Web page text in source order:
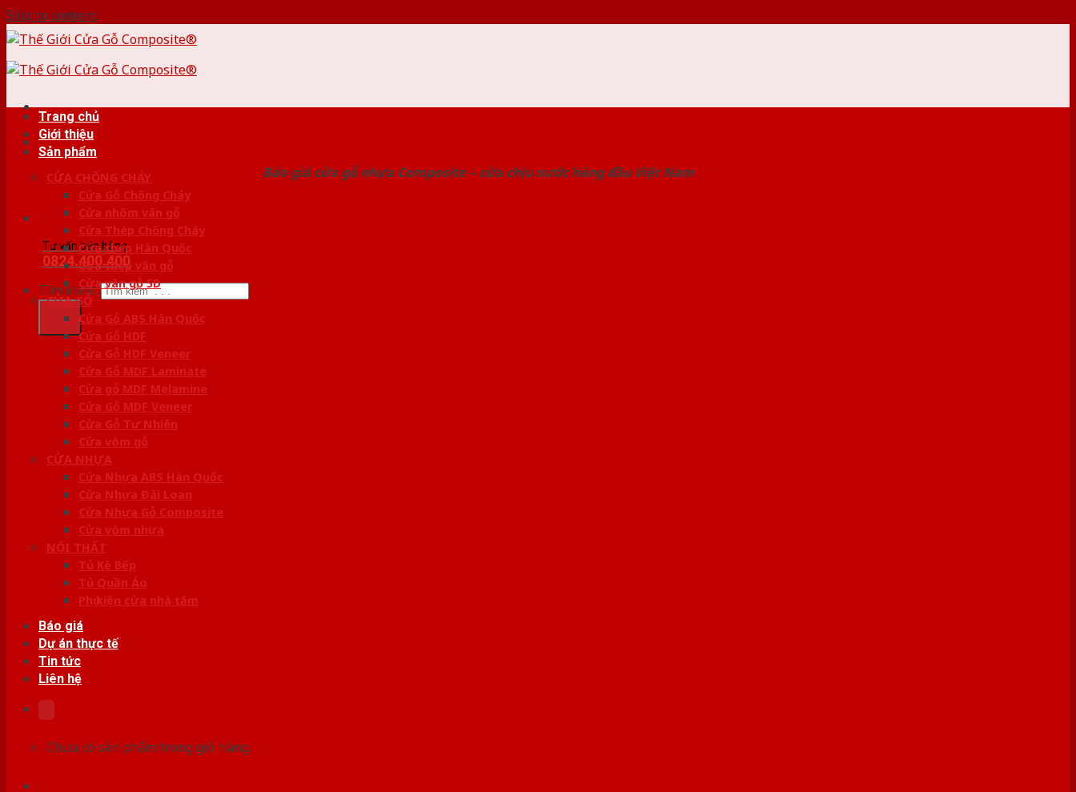
Skip to content
Báo giá cửa gỗ nhựa Composite – cửa chịu nước hàng đầu Việt Nam
Tư vấn bán hàng
0824.400.400
Tìm kiếm:
Trang chủ
Giới thiệu
Sản phẩm
CỬA CHỐNG CHÁY
Cửa Gỗ Chống Cháy
Cửa nhôm vân gỗ
Cửa Thép Chống Cháy
Cửa thép Hàn Quốc
Cửa thép vân gỗ
Cửa vân gỗ 5D
CỬA GỖ
Cửa Gỗ ABS Hàn Quốc
Cửa Gỗ HDF
Cửa Gỗ HDF Veneer
Cửa Gỗ MDF Laminate
Cửa gỗ MDF Melamine
Cửa Gỗ MDF Veneer
Cửa Gỗ Tự Nhiên
Cửa vòm gỗ
CỬA NHỰA
Cửa Nhựa ABS Hàn Quốc
Cửa Nhựa Đài Loan
Cửa Nhựa Gỗ Composite
Cửa vòm nhựa
NỘI THẤT
Tủ Kệ Bếp
Tủ Quần Áo
Phụ kiện cửa nhà tắm
Báo giá
Dự án thực tế
Tin tức
Liên hệ
Chưa có sản phẩm trong giỏ hàng.